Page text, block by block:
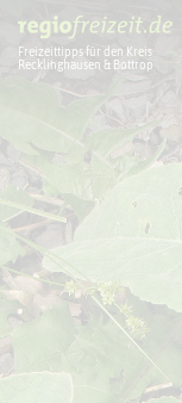
Freizeittipps für den Kreis
Recklinghausen & Bottrop